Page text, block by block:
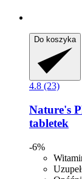
Do koszyka
4.8 (23)
Nature's
tabletek
-6%